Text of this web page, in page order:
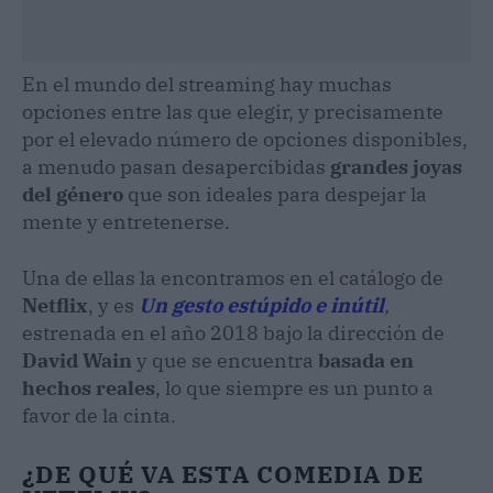
En el mundo del streaming hay muchas
opciones entre las que elegir, y precisamente
por el elevado número de opciones disponibles,
a menudo pasan desapercibidas grandes joyas
del género que son ideales para despejar la
mente y entretenerse.
Una de ellas la encontramos en el catálogo de
Netflix, y es Un gesto estúpido e inútil,
estrenada en el año 2018 bajo la dirección de
David Wain y que se encuentra basada en
hechos reales, lo que siempre es un punto a
favor de la cinta.
¿DE QUÉ VA ESTA COMEDIA DE